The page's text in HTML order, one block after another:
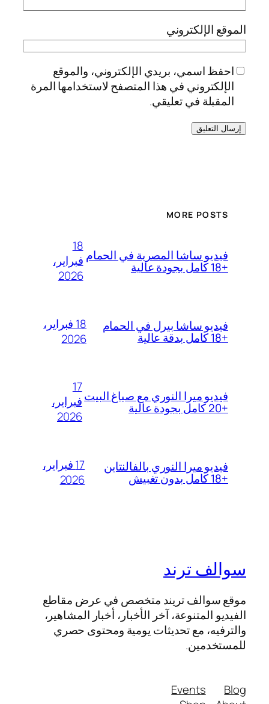
الموقع الإلكتروني
احفظ اسمي، بريدي الإلكتروني، والموقع
الإلكتروني في هذا المتصفح لاستخدامها المرة
المقبلة في تعليقي.
MORE POSTS
فيديو ساشا المصرية في الحمام
+18 كامل بجودة عالية
18
فبراير،
2026
فيديو ساشا بيرل في الحمام
+18 كامل بدقة عالية
18 فبراير،
2026
فيديو ميرا النوري مع صباغ البيت
+20 كامل بجودة عالية
17
فبراير،
2026
فيديو ميرا النوري بالفالنتاين
+18 كامل بدون تغبيش
17 فبراير،
2026
سوالف ترند
موقع سوالف تريند متخصص في عرض مقاطع
الفيديو المتنوعة، آخر الأخبار، أخبار المشاهير،
والترفيه، مع تحديثات يومية ومحتوى حصري
للمستخدمين.
Blog
Events